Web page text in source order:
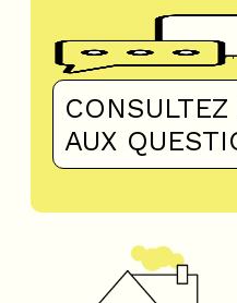
UN
AUX